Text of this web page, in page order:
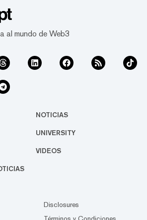
al mundo de Web3
NOTICIAS
UNIVERSITY
VIDEOS
Disclosures